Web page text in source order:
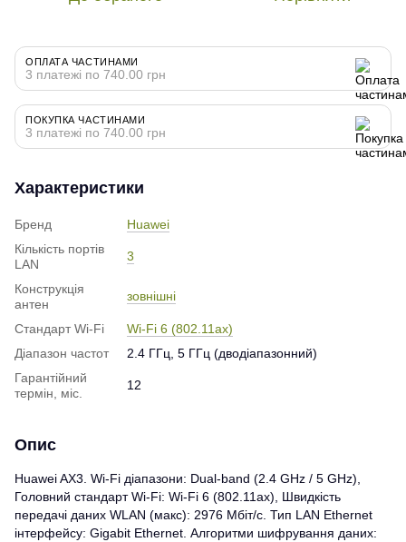
ОПЛАТА ЧАСТИНАМИ
3 платежі по 740.00 грн
ПОКУПКА ЧАСТИНАМИ
3 платежі по 740.00 грн
Характеристики
Бренд
Huawei
Кількість портів
LAN
3
Конструкція
антен
зовнішні
Стандарт Wi-Fi
Wi-Fi 6 (802.11ax)
Діапазон частот
2.4 ГГц, 5 ГГц (дводіапазонний)
Гарантійний
термін, міс.
12
Опис
Huawei AX3. Wi-Fi діапазони: Dual-band (2.4 GHz / 5 GHz),
Головний стандарт Wi-Fi: Wi-Fi 6 (802.11ax), Швидкість
передачі даних WLAN (макс): 2976 Мбіт/с. Тип LAN Ethernet
інтерфейсу: Gigabit Ethernet. Алгоритми шифрування даних: